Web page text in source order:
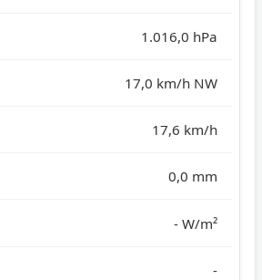
1.016,0 hPa
17,0 km/h NW
17,6 km/h
0,0 mm
- W/m²
-